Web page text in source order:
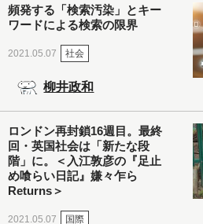
頻発する「検索汚染」とキー
ワードによる検索の限界
2021.05.07 社会
柳井政和
ロンドン再封鎖16週目。最終
回・英国社会は「新たな段
階」に。＜入江敦彦の『足止
め喰らい日記』嫌々乍ら
Returns＞
2021.05.07 国際